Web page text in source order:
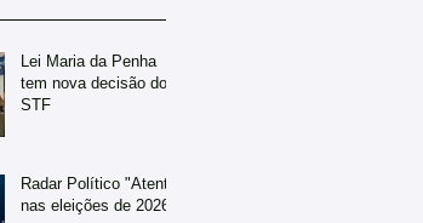
Lei Maria da Penha
tem nova decisão do
STF
Radar Político "Atento
nas eleições de 2026"